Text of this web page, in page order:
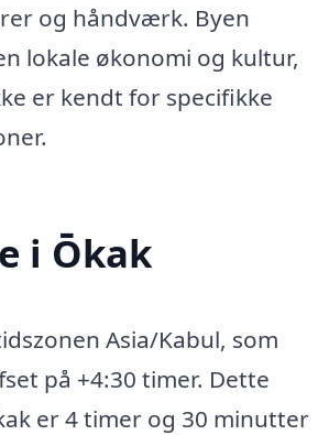
og håndværk. Byen
lokale økonomi og kultur,
er kendt for specifikke
i Ōkak
Asia/Kabul, som
på +4:30 timer. Dette
er 4 timer og 30 minutter